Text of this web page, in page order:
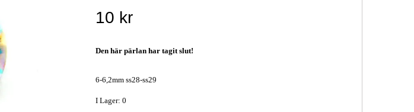
10 kr
Den här pärlan har tagit slut!
6-6,2mm ss28-ss29
I Lager: 0